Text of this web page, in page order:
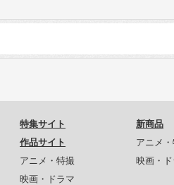
特集サイト
作品サイト
アニメ・特撮
映画・ドラマ
新商品
アニメ
映画・